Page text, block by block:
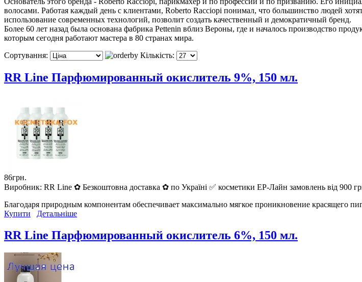
волосами. Работая каждый день с клиентами, Roberto Racciopi понимал, что большинство людей
использование современных технологий, позволит создать качественный и демократичный бренд.
Более 60 лет назад была основана фабрика Pettenin вблиз Вероны, где и началось производство
которым сегодня работают мастера в 80 странах мира.
Сортування:
Кількість:
RR Line Парфюмированный окислитель 9%, 150 мл.
86грн.
Виробник: RR Line ✿ Безкоштовна доставка ✿ по Україні ✅ косметики ЕР-Лайн замовлень від 900
Благодаря природным компонентам обеспечивает максимально мягкое проникновение красящего
Купити
Детальніше
RR Line Парфюмированный окислитель 6%, 150 мл.